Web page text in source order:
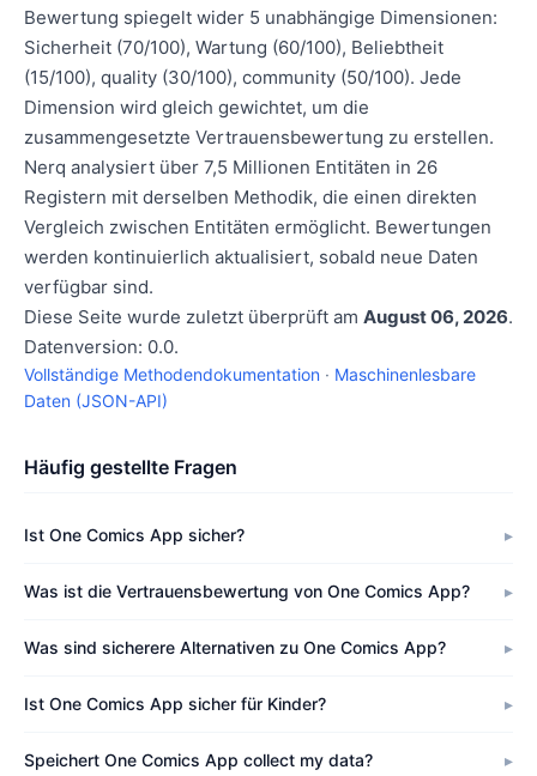
Bewertung spiegelt wider 5 unabhängige Dimensionen:
Sicherheit (70/100), Wartung (60/100), Beliebtheit
(15/100), quality (30/100), community (50/100). Jede
Dimension wird gleich gewichtet, um die
zusammengesetzte Vertrauensbewertung zu erstellen.
Nerq analysiert über 7,5 Millionen Entitäten in 26
Registern mit derselben Methodik, die einen direkten
Vergleich zwischen Entitäten ermöglicht. Bewertungen
werden kontinuierlich aktualisiert, sobald neue Daten
verfügbar sind.
Diese Seite wurde zuletzt überprüft am August 06, 2026.
Datenversion: 0.0.
Vollständige Methodendokumentation · Maschinenlesbare
Daten (JSON-API)
Häufig gestellte Fragen
Ist One Comics App sicher?
Was ist die Vertrauensbewertung von One Comics App?
Was sind sicherere Alternativen zu One Comics App?
Ist One Comics App sicher für Kinder?
Speichert One Comics App collect my data?